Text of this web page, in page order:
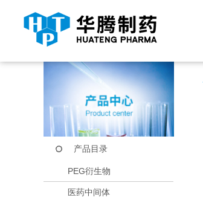
当前位置： 首页 产品中心
产品目录
PEG衍生物
医药中间体